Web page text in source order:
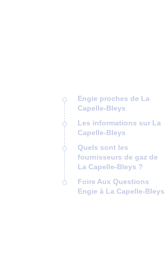
Engie proches de La
Capelle-Bleys
Les informations sur La
Capelle-Bleys
Quels sont les
fournisseurs de gaz de
La Capelle-Bleys ?
Foire Aux Questions
Engie à La Capelle-Bleys